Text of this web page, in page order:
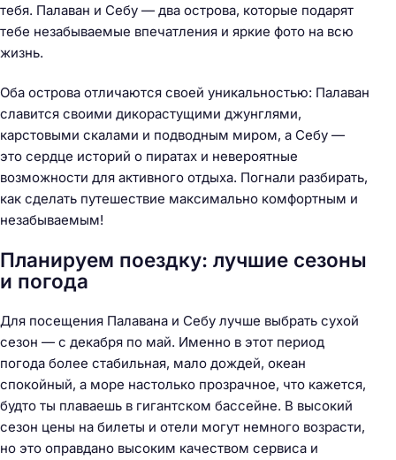
тебя. Палаван и Себу — два острова, которые подарят
тебе незабываемые впечатления и яркие фото на всю
жизнь.
Оба острова отличаются своей уникальностью: Палаван
славится своими дикорастущими джунглями,
карстовыми скалами и подводным миром, а Себу —
это сердце историй о пиратах и невероятные
возможности для активного отдыха. Погнали разбирать,
как сделать путешествие максимально комфортным и
незабываемым!
Планируем поездку: лучшие сезоны
и погода
Для посещения Палавана и Себу лучше выбрать сухой
сезон — с декабря по май. Именно в этот период
погода более стабильная, мало дождей, океан
спокойный, а море настолько прозрачное, что кажется,
будто ты плаваешь в гигантском бассейне. В высокий
сезон цены на билеты и отели могут немного возрасти,
но это оправдано высоким качеством сервиса и